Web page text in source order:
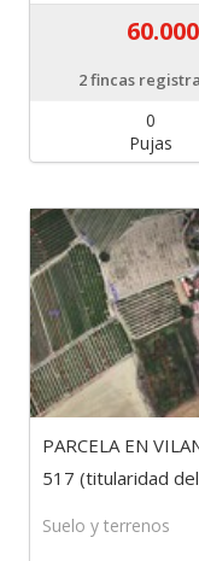
2fincas
0
Pujas
PARCELA EN
517 (titularidad
Suelo y terrenos